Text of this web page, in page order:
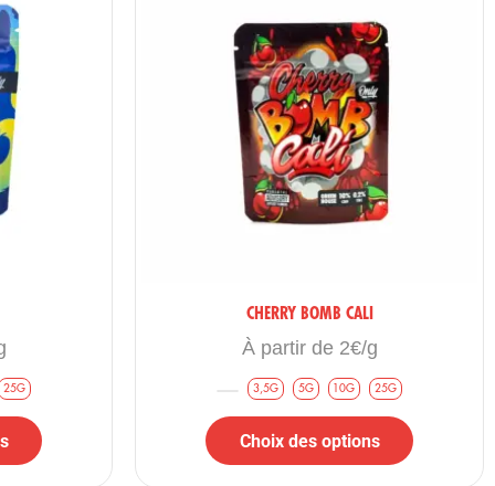
semaines.
25G
CHERRY BOMB CALI
À partir de 2€/g
3,5G 5G 10G 25G
Choix des options